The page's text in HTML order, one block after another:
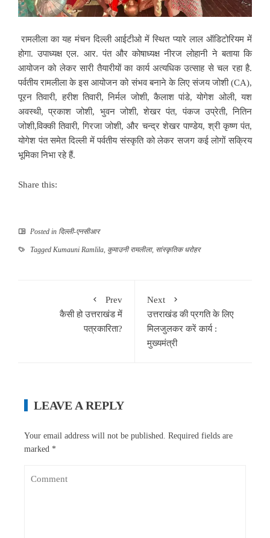
रामलीला का यह मंचन दिल्ली आईटीओ में स्थित प्यारे लाल ऑडिटोरियम में
होगा. उपाध्यक्ष एल. आर. पंत और कोषाध्यक्ष नीरज लोहानी ने बताया कि
आयोजन को लेकर सारी तैयारीयों का कार्य अत्यधिक उत्साह से चल रहा है.
पर्वतीय रामलीला के इस आयोजन को संभव बनाने के लिए संजय जोशी (CA),
पूरन तिवारी, हरीश तिवारी, निर्मल जोशी, कैलाश पांडे, योगेश ओली, यश
अवस्थी, प्रकाश जोशी, भुवन जोशी, शेखर पंत, पंकज उप्रेती, नितिन
जोशी,विक्की तिवारी, गिरजा जोशी, और चन्द्र शेखर पाण्डेय, श्री कृष्ण पंत,
योगेश पंत समेत दिल्ली में पर्वतीय संस्कृति को लेकर सजग कई लोगों सक्रिय
भूमिका निभा रहे हैं.
Share this:
Posted in दिल्ली-एनसीआर
Tagged Kumauni Ramlila, कुमाउनी रामलीला, सांस्कृतिक धरोहर
Prev
कैसी हो उत्तराखंड में
पत्रकारिता?
Next
उत्तराखंड की प्रगति के लिए
मिलजुलकर करें कार्य :
मुख्यमंत्री
LEAVE A REPLY
Your email address will not be published. Required fields are
marked *